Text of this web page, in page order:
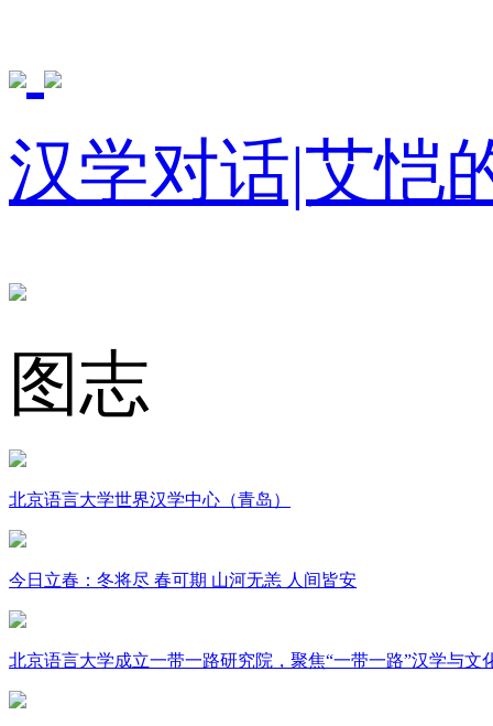
汉学对话|艾恺
图志
北京语言大学世界汉学中心（青岛）
今日立春：冬将尽 春可期 山河无恙 人间皆安
北京语言大学成立一带一路研究院，聚焦“一带一路”汉学与文